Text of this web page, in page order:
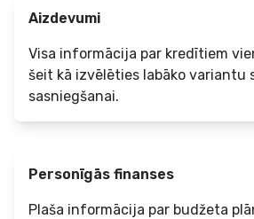
Aizdevumi
Visa informācija par kredītiem
šeit kā izvēlēties labāko variantu
sasniegšanai.
Personīgās finanses
Plaša informācija par budžeta